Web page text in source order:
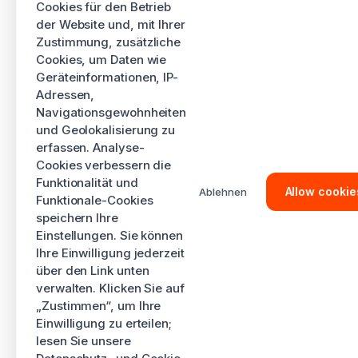
Cookies für den Betrieb
der Website und, mit Ihrer
Zustimmung, zusätzliche
Cookies, um Daten wie
Geräteinformationen, IP-
Adressen,
Navigationsgewohnheiten
und Geolokalisierung zu
erfassen. Analyse-
Cookies verbessern die
Funktionalität und
Funktionale-Cookies
speichern Ihre
Einstellungen. Sie können
Ihre Einwilligung jederzeit
über den Link unten
verwalten. Klicken Sie auf
„Zustimmen“, um Ihre
Einwilligung zu erteilen;
lesen Sie unsere
Ablehnen Allow